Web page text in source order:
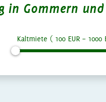
in Gommern
Kaltmiete ( 100 EUR – 1000